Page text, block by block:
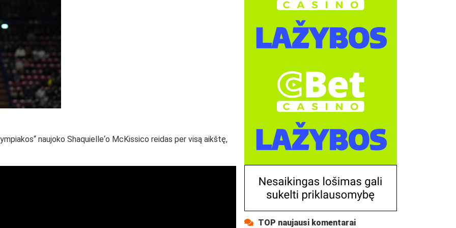
naujoko Shaquielle‘o McKissico reidas per visą aikštę,
TOP naujausi komentarai